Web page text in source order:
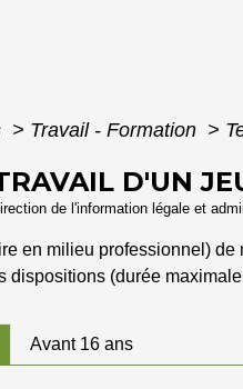
> Travail - Formation >
D'UN
de l'information légale et
en milieu professionnel)
dispositions (durée
Avant 16 ans